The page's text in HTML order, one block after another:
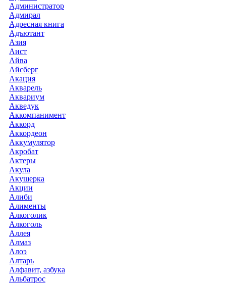
Администратор
Адмирал
Адресная книга
Адъютант
Азия
Аист
Айва
Айсберг
Акация
Акварель
Аквариум
Акведук
Аккомпанимент
Аккорд
Аккордеон
Аккумулятор
Акробат
Актеры
Акула
Акушерка
Акции
Алиби
Алименты
Алкоголик
Алкоголь
Аллея
Алмаз
Алоэ
Алтарь
Алфавит, азбука
Альбатрос